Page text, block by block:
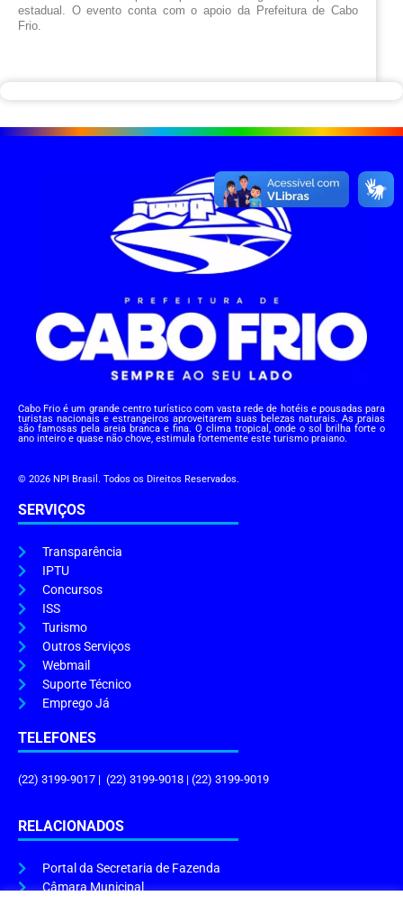
estadual. O evento conta com o apoio da Prefeitura de Cabo
Frio.
Cabo Frio é um grande centro turístico com vasta rede de hotéis e pousadas para
turistas nacionais e estrangeiros aproveitarem suas belezas naturais. As praias
são famosas pela areia branca e fina. O clima tropical, onde o sol brilha forte o
ano inteiro e quase não chove, estimula fortemente este turismo praiano.
© 2026 NPI Brasil. Todos os Direitos Reservados.
SERVIÇOS
Transparência
IPTU
Concursos
ISS
Turismo
Outros Serviços
Webmail
Suporte Técnico
Emprego Já
TELEFONES
(22) 3199-9017 | (22) 3199-9018 | (22) 3199-9019
RELACIONADOS
Portal da Secretaria de Fazenda
Câmara Municipal